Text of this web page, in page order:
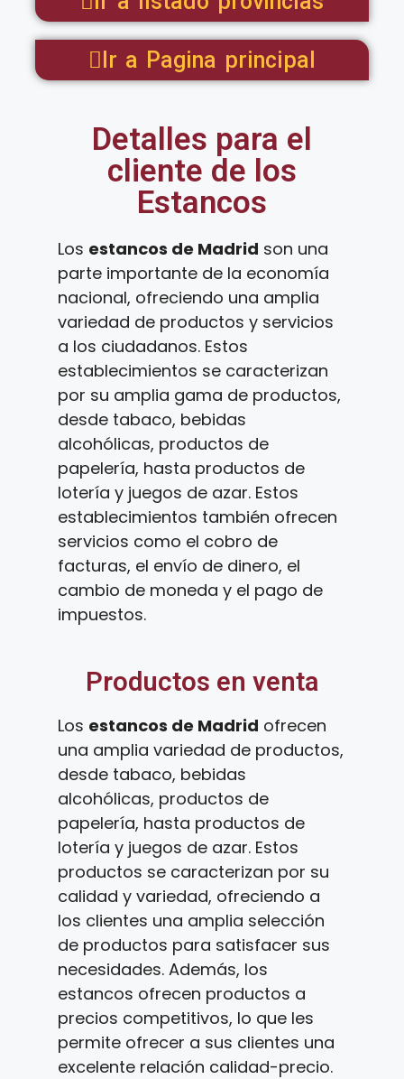
Ir a Pagina principal
Detalles para el
cliente de los
Estancos
Los estancos de Madrid son una
parte importante de la economía
nacional, ofreciendo una amplia
variedad de productos y servicios
a los ciudadanos. Estos
establecimientos se caracterizan
por su amplia gama de productos,
desde tabaco, bebidas
alcohólicas, productos de
papelería, hasta productos de
lotería y juegos de azar. Estos
establecimientos también ofrecen
servicios como el cobro de
facturas, el envío de dinero, el
cambio de moneda y el pago de
impuestos.
Productos en venta
Los estancos de Madrid ofrecen
una amplia variedad de productos,
desde tabaco, bebidas
alcohólicas, productos de
papelería, hasta productos de
lotería y juegos de azar. Estos
productos se caracterizan por su
calidad y variedad, ofreciendo a
los clientes una amplia selección
de productos para satisfacer sus
necesidades. Además, los
estancos ofrecen productos a
precios competitivos, lo que les
permite ofrecer a sus clientes una
excelente relación calidad-precio.